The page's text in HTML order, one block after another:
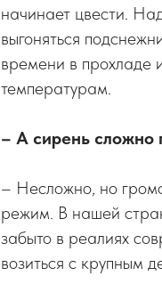
начинает цвести.
выгоняться
времени в прохладе
температурам.
– А сирень сложно
– Несложно, но
режим. В нашей
забыто в реалиях
возиться с крупным